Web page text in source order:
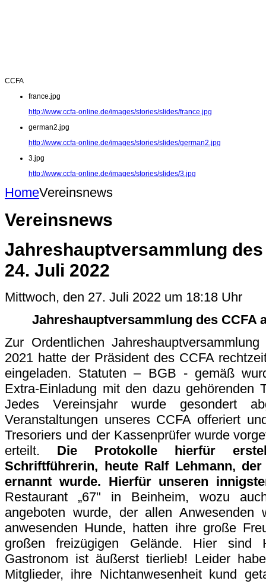
CCFA
france.jpg
http://www.ccfa-online.de/images/stories/slides/france.jpg
german2.jpg
http://www.ccfa-online.de/images/stories/slides/german2.jpg
3.jpg
http://www.ccfa-online.de/images/stories/slides/3.jpg
HomeVereinsnews
Vereinsnews
Jahreshauptversammlung des
24. Juli 2022
Mittwoch, den 27. Juli 2022 um 18:18 Uhr
Jahreshauptversammlung des CCFA
Zur Ordentlichen
2021 hatte der Präsident des CCFA
eingeladen. Statuten – BGB - gemäß
Extra-Einladung mit den dazu gehörenden
Jedes Vereinsjahr wurde gesondert
Veranstaltungen unseres CCFA offeriert
Tresoriers und der Kassenprüfer wurde
erteilt. Die Protokolle hierfür
Schriftführerin, heute Ralf Lehmann,
ernannt wurde. Hierfür unseren
Restaurant „67" in Beinheim, wozu
angeboten wurde, der allen
anwesenden Hunde, hatten ihre große
großen freizügigen Gelände. Hier sind
Gastronom ist äußerst tierlieb! Leider
Mitglieder, ihre Nichtanwesenheit kund